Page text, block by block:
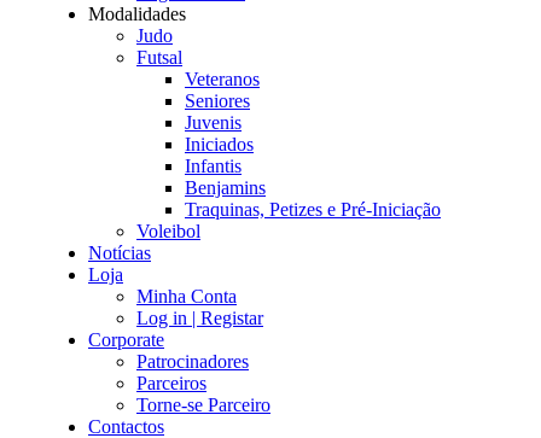
Modalidades
Judo
Futsal
Veteranos
Seniores
Juvenis
Iniciados
Infantis
Benjamins
Traquinas, Petizes e Pré-Iniciação
Voleibol
Notícias
Loja
Minha Conta
Log in | Registar
Corporate
Patrocinadores
Parceiros
Torne-se Parceiro
Contactos